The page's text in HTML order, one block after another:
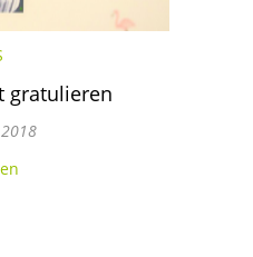
gratulieren